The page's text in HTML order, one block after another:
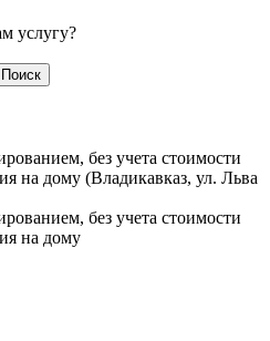
услугу?
Поиск
без учета стоимости
на дому (Владикавказ, ул. Льва
без учета стоимости
на дому